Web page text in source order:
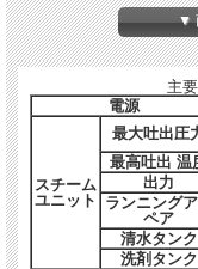
高温スチームを低圧
きます。
無臭無煙
200V動力電源を使
運転中でも常時清水
衝撃に強いボディ
衝撃に強いロトモー
▼
主
電源
スチーム
ユニット
最大吐出圧
最高吐出 温
出力
ランニング
ペア
清水タンク
洗剤タンク